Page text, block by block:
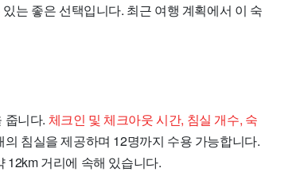
는 좋은 선택입니다. 최근 여행 계획에서 이 숙
줍니다. 체크인 및 체크아웃 시간, 침실 개수, 숙
의 침실을 제공하며 12명까지 수용 가능합니다.
12km 거리에 속해 있습니다.